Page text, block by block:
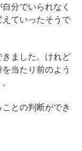
分でいられなく
ていったそうで
ました。けれど
当たり前のよう
との判断ができ